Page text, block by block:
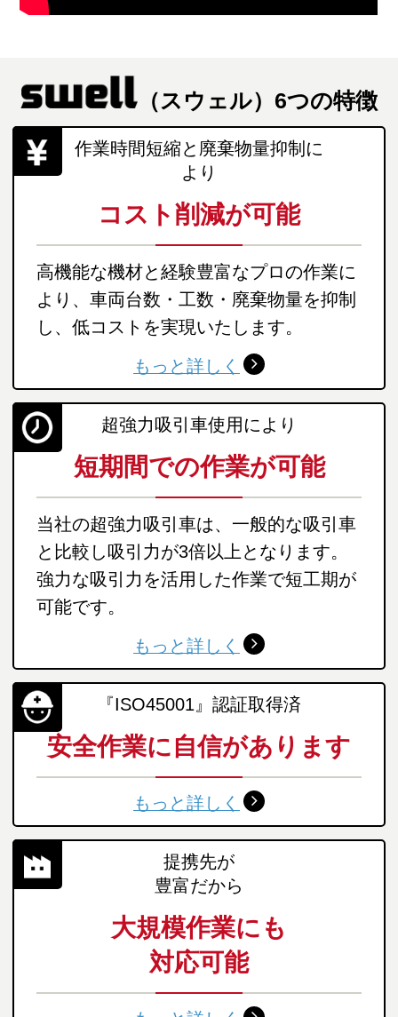
（スウェル）6つの特徴
作業時間短縮と廃棄物量抑制に
より
コスト削減が可能
高機能な機材と経験豊富なプロの作業に
より、車両台数・工数・廃棄物量を抑制
し、低コストを実現いたします。
もっと詳しく
超強力吸引車使用により
短期間での作業が可能
当社の超強力吸引車は、一般的な吸引車
と比較し吸引力が3倍以上となります。
強力な吸引力を活用した作業で短工期が
可能です。
もっと詳しく
『ISO45001』認証取得済
安全作業に自信があります
もっと詳しく
提携先が
豊富だから
大規模作業にも
対応可能